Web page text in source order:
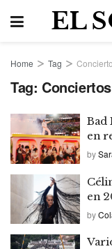
EL
Home Tag
Tag: Conciertos
Bad
en
by
en
by